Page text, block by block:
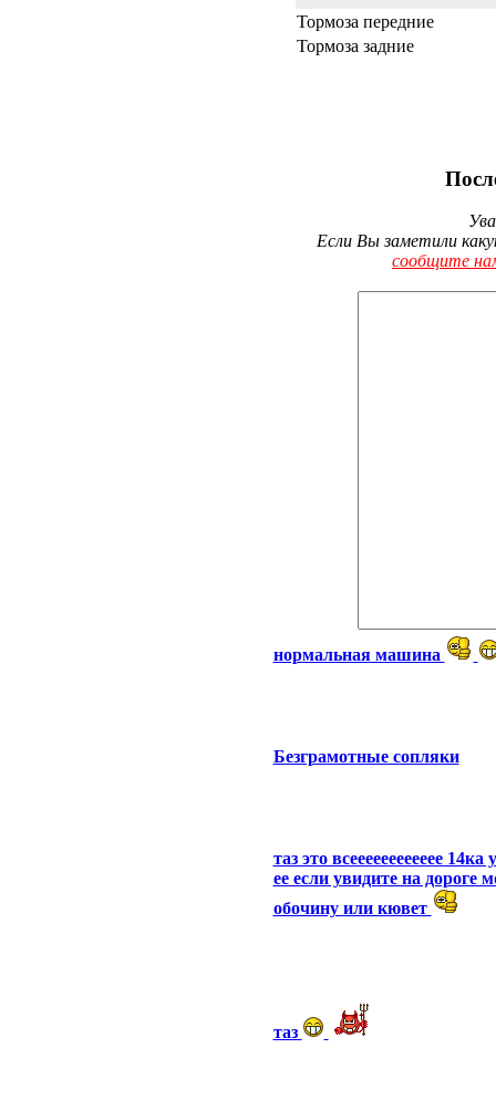
Тормоза передние
Тормоза задние
Если Вы заметили
сообщите
нормальная машина
Безграмотные сопляки
таз это всееееееееееее
ее если увидите на дороге
обочину или кювет
таз